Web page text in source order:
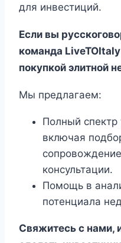
для инвестиций.
Если вы
команда
покупкой элитной
Мы предлагаем:
Полный спектр
включая
консультации.
Помощь в
потенциала
Свяжитесь с